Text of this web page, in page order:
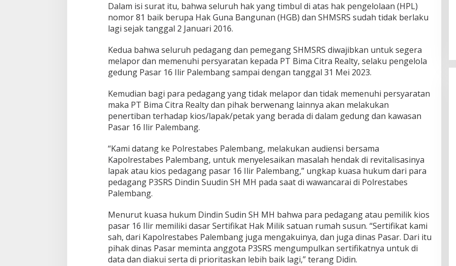
e
m
b
a
g
Dalam isi surat itu, bahwa seluruh hak yang timbul di atas hak pengelolaan (HPL)
nomor 81 baik berupa Hak Guna Bangunan (HGB) dan SHMSRS sudah tidak berlaku
lagi sejak tanggal 2 Januari 2016.
Kedua bahwa seluruh pedagang dan pemegang SHMSRS diwajibkan untuk segera
melapor dan memenuhi persyaratan kepada PT Bima Citra Realty, selaku pengelola
gedung Pasar 16 Ilir Palembang sampai dengan tanggal 31 Mei 2023.
Kemudian bagi para pedagang yang tidak melapor dan tidak memenuhi persyaratan
maka PT Bima Citra Realty dan pihak berwenang lainnya akan melakukan
penertiban terhadap kios/lapak/petak yang berada di dalam gedung dan kawasan
Pasar 16 Ilir Palembang.
“Kami datang ke Polrestabes Palembang, melakukan audiensi bersama
Kapolrestabes Palembang, untuk menyelesaikan masalah hendak di revitalisasinya
lapak atau kios pedagang pasar 16 Ilir Palembang,” ungkap kuasa hukum dari para
pedagang P3SRS Dindin Suudin SH MH pada saat di wawancarai di Polrestabes
Palembang.
Menurut kuasa hukum Dindin Sudin SH MH bahwa para pedagang atau pemilik kios
pasar 16 Ilir memiliki dasar Sertifikat Hak Milik satuan rumah susun. “Sertifikat kami
sah, dari Kapolrestabes Palembang juga mengakuinya, dan juga dinas Pasar. Dari itu
pihak dinas Pasar meminta anggota P3SRS mengumpulkan sertifikatnya untuk di
data dan diakui serta di prioritaskan lebih baik lagi,” terang Didin.
DPW PAN Sumsel Segera
Laksanakan Musyawarah Wilayah